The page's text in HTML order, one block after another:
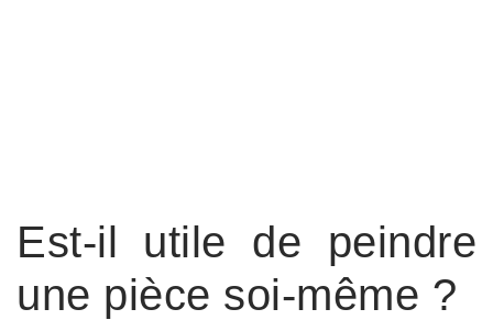
Est-il utile de peindre
une pièce soi-même ?